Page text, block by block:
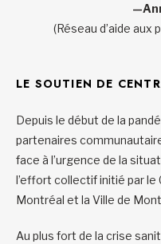
(Réseau d’aide
LE SOUTIEN DE
Depuis le début de la
partenaires
face à l’urgence de la
l’effort collectif initié par le
Montréal et la Ville de
Au plus fort de la crise